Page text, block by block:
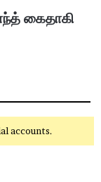
கைதாகி
accounts.